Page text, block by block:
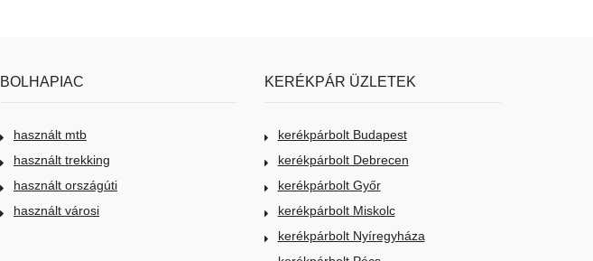
BOLHAPIAC
használt mtb
használt trekking
használt országúti
használt városi
KERÉKPÁR ÜZLETEK
kerékpárbolt Budapest
kerékpárbolt Debrecen
kerékpárbolt Győr
kerékpárbolt Miskolc
kerékpárbolt Nyíregyháza